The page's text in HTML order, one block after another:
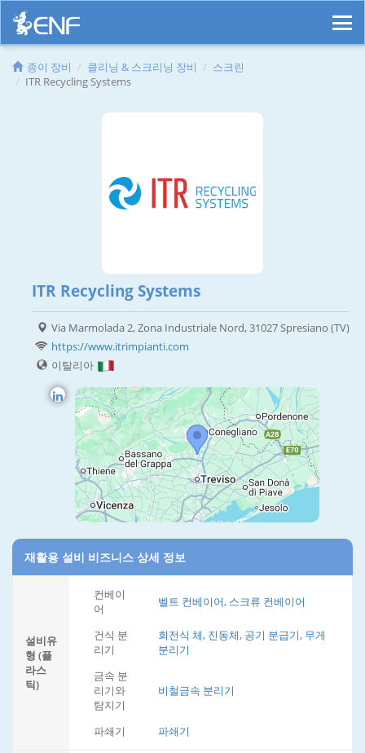
종이 장비 클리닝 & 스크리닝 장비
스크린
ITR Recycling Systems
ITR Recycling Systems
Via Marmolada 2, Zona Industriale Nord, 31027 Spresiano (TV)
https://www.itrimpianti.com
이탈리아
재활용 설비 비즈니스 상세 정보
설비유
형 (플
라스
틱)
컨베이
어
벨트 컨베이어, 스크류 컨베이어
건식 분
리기
회전식 체, 진동체, 공기 분급기, 무게
분리기
금속 분
리기와
탐지기
비철금속 분리기
파쇄기 파쇄기